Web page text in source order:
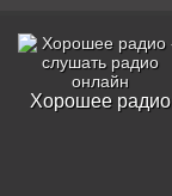
Хорошее радио